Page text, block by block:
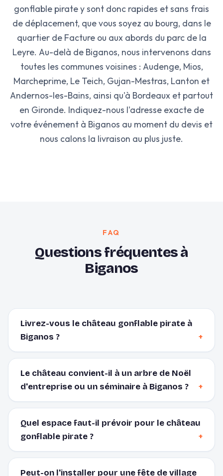
gonflable pirate y sont donc rapides et sans frais
de déplacement, que vous soyez au bourg, dans le
quartier de Facture ou aux abords du parc de la
Leyre. Au-delà de Biganos, nous intervenons dans
toutes les communes voisines : Audenge, Mios,
Marcheprime, Le Teich, Gujan-Mestras, Lanton et
Andernos-les-Bains, ainsi qu'à Bordeaux et partout
en Gironde. Indiquez-nous l'adresse exacte de
votre événement à Biganos au moment du devis et
nous calons la livraison au plus juste.
FAQ
Questions fréquentes à
Biganos
Livrez-vous le château gonflable pirate à
Biganos ?
Le château convient-il à un arbre de Noël
d'entreprise ou un séminaire à Biganos ?
Quel espace faut-il prévoir pour le château
gonflable pirate ?
Peut-on l'installer pour une fête de village